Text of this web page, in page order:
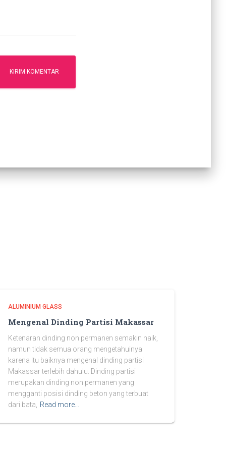
ALUMINIUM GLASS
Mengenal Dinding Partisi Makassar
Ketenaran dinding non permanen semakin naik,
namun tidak semua orang mengetahuinya
karena itu baiknya mengenal dinding partisi
Makassar terlebih dahulu. Dinding partisi
merupakan dinding non permanen yang
mengganti posisi dinding beton yang terbuat
dari bata,
Read more…